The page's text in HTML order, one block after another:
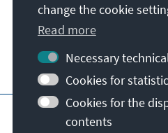
Contact
Further offers of the
Imprint Data
Declaration on
change the cookie
Read more
Necessary
Cookies for
Cookies for the
contents